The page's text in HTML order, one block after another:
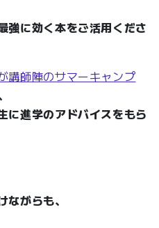
強に効く本をご活用くださ
講師陣のサマーキャンプ
に進学のアドバイスをもら
がらも、